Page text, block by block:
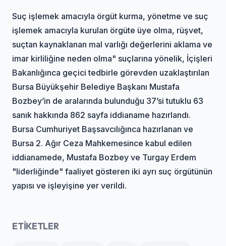
Suç işlemek amacıyla örgüt kurma, yönetme ve suç
işlemek amacıyla kurulan örgüte üye olma, rüşvet,
suçtan kaynaklanan mal varlığı değerlerini aklama ve
imar kirliliğine neden olma" suçlarına yönelik, İçişleri
Bakanlığınca geçici tedbirle görevden uzaklaştırılan
Bursa Büyükşehir Belediye Başkanı Mustafa
Bozbey’in de aralarında bulunduğu 37’si tutuklu 63
sanık hakkında 862 sayfa iddianame hazırlandı.
Bursa Cumhuriyet Başsavcılığınca hazırlanan ve
Bursa 2. Ağır Ceza Mahkemesince kabul edilen
iddianamede, Mustafa Bozbey ve Turgay Erdem
"liderliğinde" faaliyet gösteren iki ayrı suç örgütünün
yapısı ve işleyişine yer verildi.
ETİKETLER